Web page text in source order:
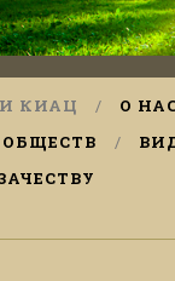
КИАЦ
О